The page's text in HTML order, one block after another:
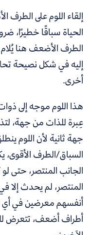
إلقاء اللوم على الطرف
الحياة سباقًا خطيرًا،
الطرف الأضعف هنا يُلام
إليه في شكل نصيحة
أخرى.
هذا اللوم موجه إلى
عِبرة للذات من جهة،
جهة ثانية لأن اللوم
السباق/الطرف الأقوى،
الجانب المنتصر، حتى
المنتصر، لم يحدث إلا
أنفسهم معرضين في أي
أطراف أضعف، تتعرض